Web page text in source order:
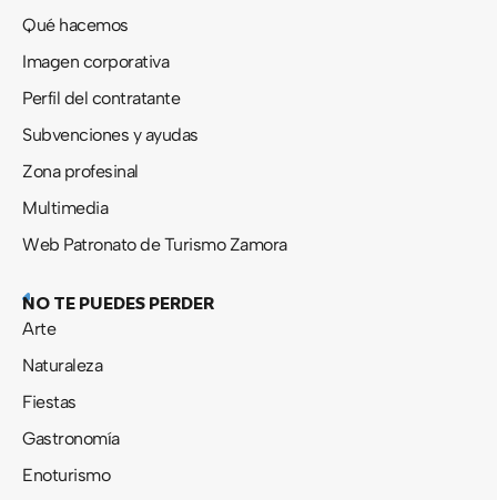
-
r
Qué hacemos
Imagen corporativa
Perfil del contratante
Subvenciones y ayudas
Zona profesinal
Multimedia
Web Patronato de Turismo Zamora
NO TE PUEDES PERDER
Arte
Naturaleza
Fiestas
Gastronomía
Enoturismo